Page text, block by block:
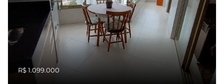
R$ 1.099.000